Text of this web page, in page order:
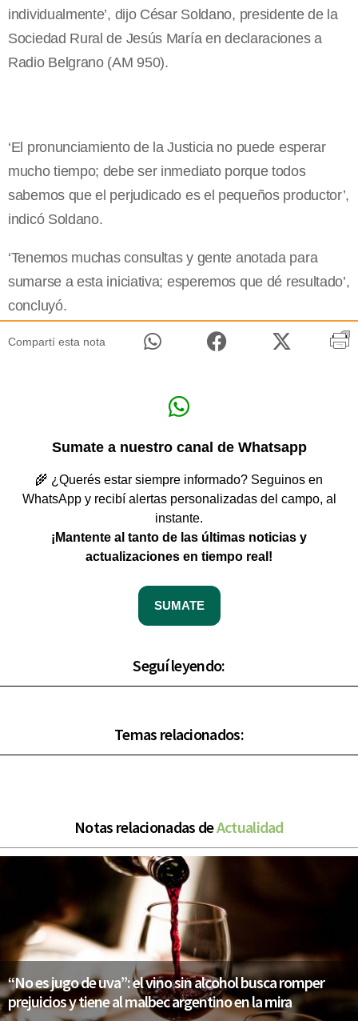
individualmente’, dijo César Soldano, presidente de la
Sociedad Rural de Jesús María en declaraciones a
Radio Belgrano (AM 950).
‘El pronunciamiento de la Justicia no puede esperar
mucho tiempo; debe ser inmediato porque todos
sabemos que el perjudicado es el pequeños productor’,
indicó Soldano.
‘Tenemos muchas consultas y gente anotada para
sumarse a esta iniciativa; esperemos que dé resultado’,
concluyó.
Compartí esta nota
Sumate a nuestro canal de Whatsapp
🌾 ¿Querés estar siempre informado? Seguinos en
WhatsApp y recibí alertas personalizadas del campo, al
instante.
¡Mantente al tanto de las últimas noticias y
actualizaciones en tiempo real!
SUMATE
Seguí leyendo:
Temas relacionados:
Notas relacionadas deActualidad
“No es jugo de uva”: el vino sin alcohol busca romper
prejuicios y tiene al malbec argentino en la mira